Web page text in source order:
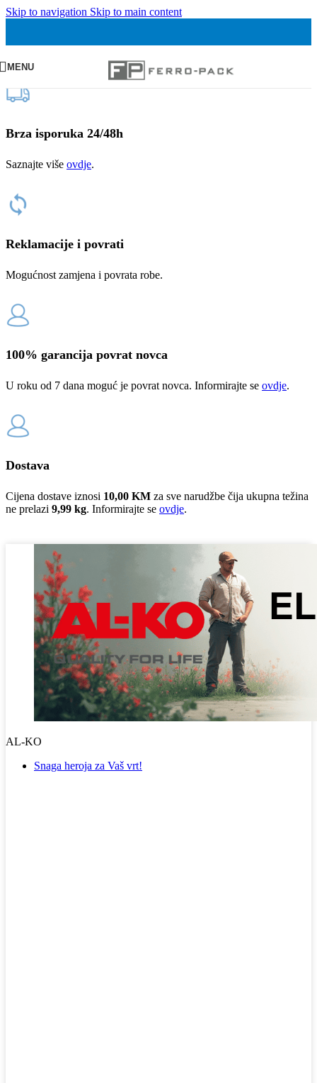
Skip to navigation Skip to main content
MENU
Brza isporuka 24/48h
Saznajte više ovdje.
Reklamacije i povrati
Mogućnost zamjena i povrata robe.
100% garancija povrat novca
U roku od 7 dana moguć je povrat novca. Informirajte se ovdje.
Dostava
Cijena dostave iznosi 10,00 KM za sve narudžbe čija ukupna težina
ne prelazi 9,99 kg. Informirajte se ovdje.
AL-KO
Snaga heroja za Vaš vrt!